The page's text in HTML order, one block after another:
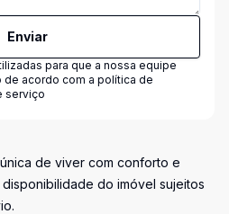
Enviar
para que a nossa equipe
de acordo com a política de
serviço
de viver com conforto e
do imóvel sujeitos